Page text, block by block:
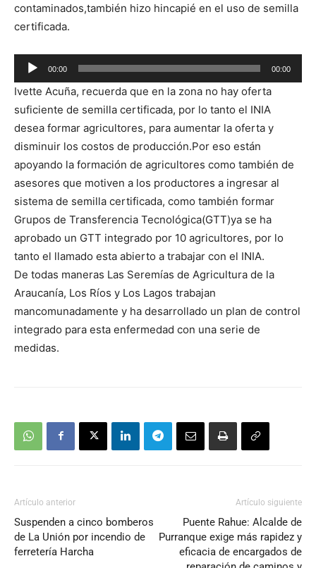
contaminados,también hizo hincapié en el uso de semilla
certificada.
Reproductor
de
audio
00:00 00:00
Ivette Acuña, recuerda que en la zona no hay oferta
suficiente de semilla certificada, por lo tanto el INIA
desea formar agricultores, para aumentar la oferta y
disminuir los costos de producción.Por eso están
apoyando la formación de agricultores como también de
asesores que motiven a los productores a ingresar al
sistema de semilla certificada, como también formar
Grupos de Transferencia Tecnológica(GTT)ya se ha
aprobado un GTT integrado por 10 agricultores, por lo
tanto el llamado esta abierto a trabajar con el INIA.
De todas maneras Las Seremías de Agricultura de la
Araucanía, Los Ríos y Los Lagos trabajan
mancomunadamente y ha desarrollado un plan de control
integrado para esta enfermedad con una serie de
medidas.
Artículo anterior
Suspenden a cinco bomberos
de La Unión por incendio de
ferretería Harcha
Artículo siguiente
Puente Rahue: Alcalde de
Purranque exige más rapidez y
eficacia de encargados de